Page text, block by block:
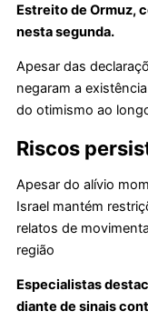
Estreito de Ormuz,
nesta segunda.
Apesar das
negaram a
do otimismo ao
Riscos
Apesar do alívio
Israel mantém
relatos de
região
Especialistas
diante de sinais